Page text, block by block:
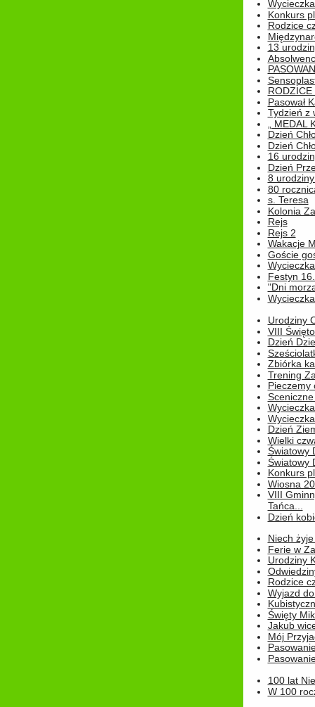
Konkurs
Rodzice
13
Pasował
Tydzień z
„
Dzień
Dzień
16
Dzień
8
80
s. Teresa
Kolonia
Rejs
Rejs 2
Wakacje
Goście
Festyn
"Dni
Urodziny
VIII
Dzień
Zbiórka
Trening
Pieczemy
Dzień
Wielki
Światowy
Światowy
Konkurs
Wiosna
VIII
Tańca...
Dzień
Niech
Ferie w
Urodziny
Rodzice
Wyjazd
Święty
Jakub
Mój
100 lat
W 100